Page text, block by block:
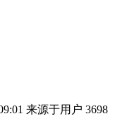
来源于用户 3698